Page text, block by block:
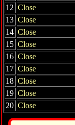
12 Close
13 Close
14 Close
15 Close
16 Close
17 Close
18 Close
19 Close
20 Close